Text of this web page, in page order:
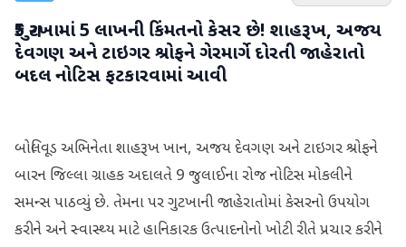
₹5 ગુટખામાં 5 લાખની કિંમતનો કેસર છે! શાહરૂખ, અજય
દેવગણ અને ટાઇગર શ્રોફને ગેરમાર્ગે દોરતી જાહેરાતો
બદલ નોટિસ ફટકારવામાં આવી
બોલિવૂડ અભિનેતા શાહરૂખ ખાન, અજય દેવગણ અને ટાઇગર શ્રોફને
બારન જિલ્લા ગ્રાહક અદાલતે 9 જુલાઈના રોજ નોટિસ મોકલીને
સમન્સ પાઠવ્યું છે. તેમના પર ગુટખાની જાહેરાતોમાં કેસરનો ઉપયોગ
કરીને અને સ્વાસ્થ્ય માટે હાનિકારક ઉત્પાદનોનો ખોટી રીતે પ્રચાર કરીને